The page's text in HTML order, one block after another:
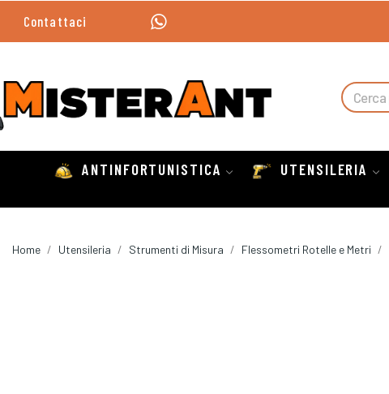
Contattaci
ANTINFORTUNISTICA UTENSILERIA
Home Utensileria Strumenti di Misura Flessometri Rotelle e Metri